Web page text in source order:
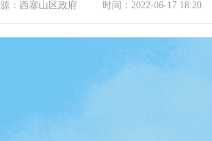
：西塞山区政府 时间：2022-06-17 18:20